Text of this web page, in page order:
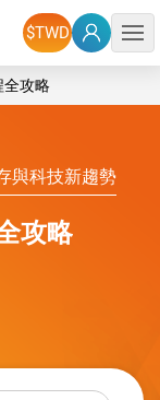
選單
全攻略
與科技新趨勢
攻略